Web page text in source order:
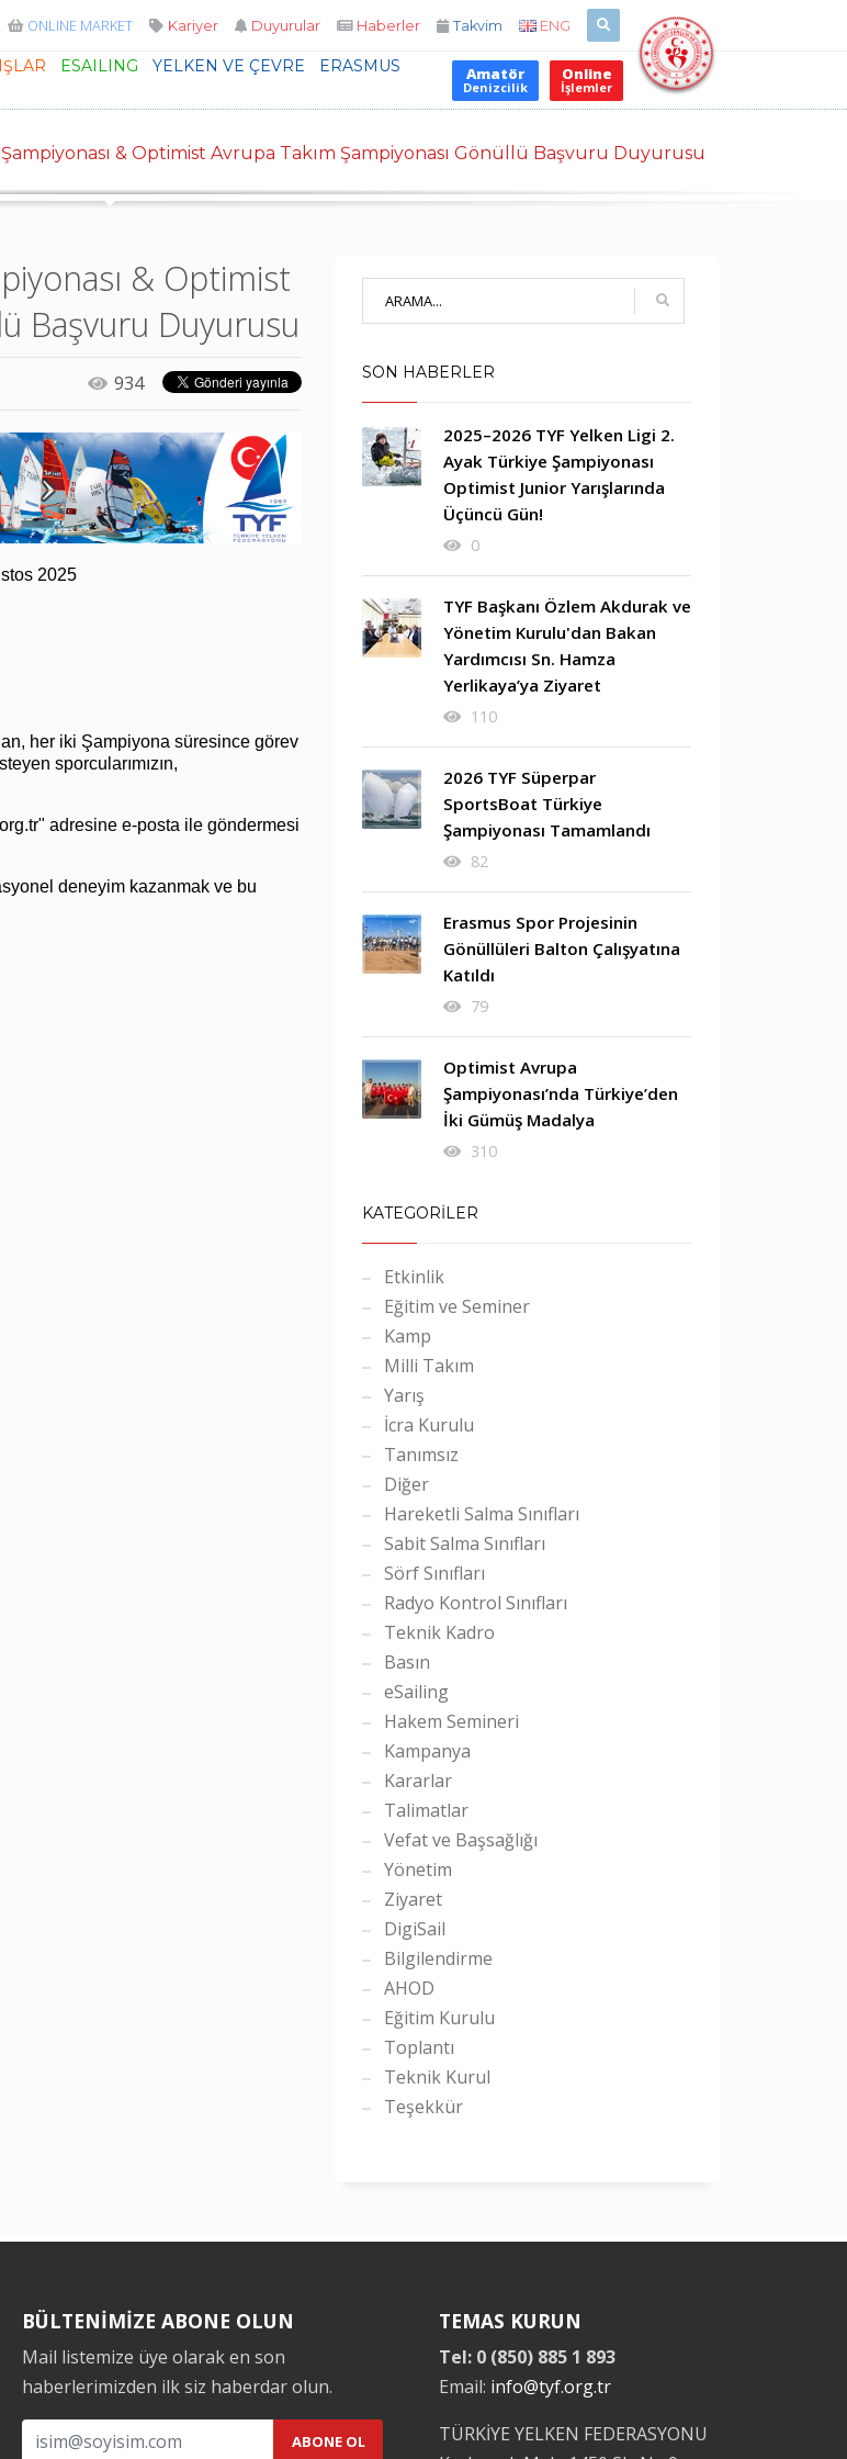
3 YöntemAçıklaması
Teşekkürler.
İLETİŞİM BİLGİLERİMİZ
Telefon 1: 0 000 000 00 00
Telefon 2: 0 000 000 00 00
ONLINE MARKET Kariyer Duyurular Haberler Takvim ENG
ESAILING YELKEN VE ÇEVRE
ERASMUS
Amatör
Denizcilik
Online
İşlemler
& Optimist Avrupa Takım Şampiyonası Gönüllü Başvuru Duyurusu
& Optimist
Başvuru Duyurusu
934
2025
her iki Şampiyona süresince görev
sporcularımızın,
" adresine e-posta ile göndermesi
deneyim kazanmak ve bu
SON HABERLER
2025–2026 TYF Yelken Ligi 2.
Ayak Türkiye Şampiyonası
Optimist Junior Yarışlarında
Üçüncü Gün!
0
TYF Başkanı Özlem Akdurak ve
Yönetim Kurulu'dan Bakan
Yardımcısı Sn. Hamza
Yerlikaya’ya Ziyaret
110
2026 TYF Süperpar
SportsBoat Türkiye
Şampiyonası Tamamlandı
82
Erasmus Spor Projesinin
Gönüllüleri Balton Çalışyatına
Katıldı
79
Optimist Avrupa
Şampiyonası’nda Türkiye’den
İki Gümüş Madalya
310
KATEGORİLER
Etkinlik
Eğitim ve Seminer
Kamp
Milli Takım
Yarış
İcra Kurulu
Tanımsız
Diğer
Hareketli Salma Sınıfları
Sabit Salma Sınıfları
Sörf Sınıfları
Radyo Kontrol Sınıfları
Teknik Kadro
Basın
eSailing
Hakem Semineri
Kampanya
Kararlar
Talimatlar
Vefat ve Başsağlığı
Yönetim
Ziyaret
DigiSail
Bilgilendirme
AHOD
Eğitim Kurulu
Toplantı
Teknik Kurul
Teşekkür
BÜLTENİMİZE ABONE OLUN
Mail listemize üye olarak en son
haberlerimizden ilk siz haberdar olun.
TEMAS KURUN
Tel: 0 (850) 885 1 893
Email: info@tyf.org.tr
TÜRKİYE YELKEN FEDERASYONU